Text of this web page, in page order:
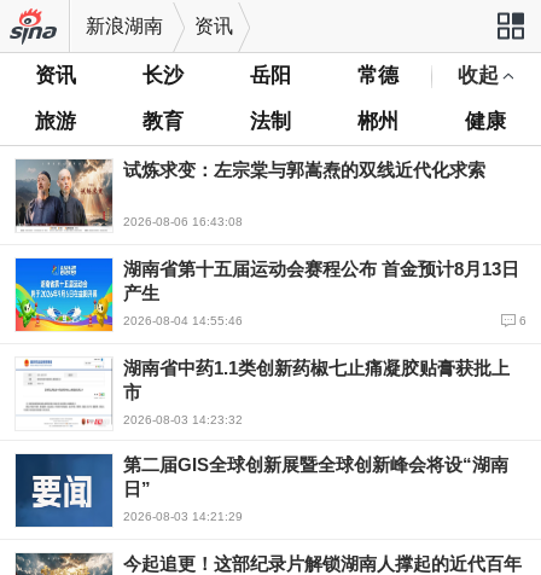
新浪湖南 资讯
站导航
资讯 长沙 岳阳 常德
收起
旅游
教育 法制 郴州 健康
试炼求变：左宗棠与郭嵩焘的双线近代化求索
2026-08-06 16:43:08
湖南省第十五届运动会赛程公布 首金预计8月13日
产生
2026-08-04 14:55:46 6
湖南省中药1.1类创新药椒七止痛凝胶贴膏获批上
市
2026-08-03 14:23:32
第二届GIS全球创新展暨全球创新峰会将设“湖南
日”
2026-08-03 14:21:29
今起追更！这部纪录片解锁湖南人撑起的近代百年